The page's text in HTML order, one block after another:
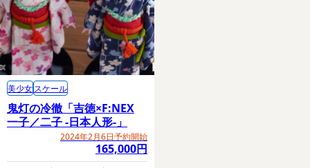
鬼灯の冷徹「吉徳×F:NEX
一子／二子 -日本人形-」
2024年2月6日予約開始
165,000円
美少女スケール